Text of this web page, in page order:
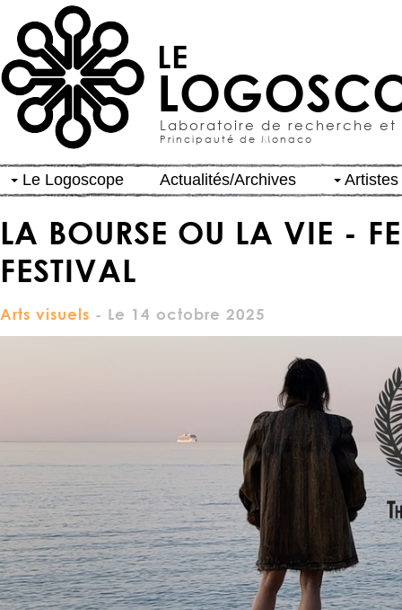
LE
Laboratoire de recherche
Principauté de Monaco
Le Logoscope Actualités/Archives Artistes
LA BOURSE OU LA VIE -
FESTIVAL
Arts visuels - Le 14 octobre 2025